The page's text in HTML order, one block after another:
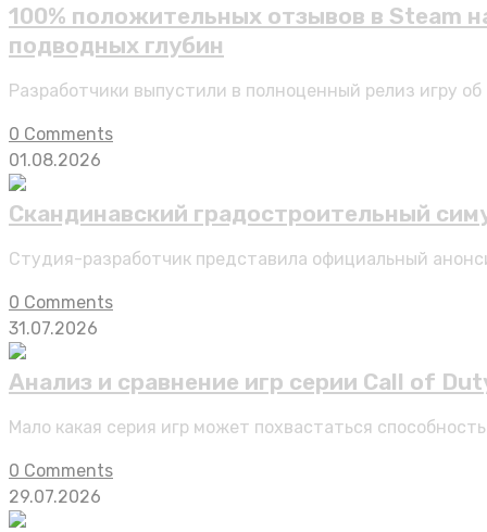
100% положительных отзывов в Steam
подводных глубин
Разработчики выпустили в полноценный релиз игру
0 Comments
01.08.2026
Скандинавский градостроительный
Студия-разработчик представила официальный
0 Comments
31.07.2026
Анализ и сравнение игр серии Call of
Мало какая серия игр может похвастаться
0 Comments
29.07.2026